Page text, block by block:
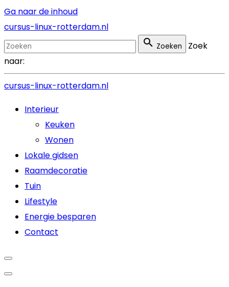
Ga naar de inhoud
cursus-linux-rotterdam.nl
Zoeken
Zoek
naar:
cursus-linux-rotterdam.nl
Interieur
Keuken
Wonen
Lokale gidsen
Raamdecoratie
Tuin
Lifestyle
Energie besparen
Contact